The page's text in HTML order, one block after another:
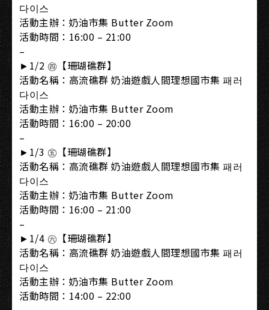
다이스
活動主辦：奶油市集 Butter Zoom
活動時間：16:00 – 21:00
–
►1/2 ㊃【珊瑚礁群】
活動名稱：高流礁群 奶油遊戲人間理想國市集 패러
다이스
活動主辦：奶油市集 Butter Zoom
活動時間：16:00 – 20:00
–
►1/3 ㊄【珊瑚礁群】
活動名稱：高流礁群 奶油遊戲人間理想國市集 패러
다이스
活動主辦：奶油市集 Butter Zoom
活動時間：16:00 – 21:00
–
►1/4 ㊅【珊瑚礁群】
活動名稱：高流礁群 奶油遊戲人間理想國市集 패러
다이스
活動主辦：奶油市集 Butter Zoom
活動時間：14:00 – 22:00